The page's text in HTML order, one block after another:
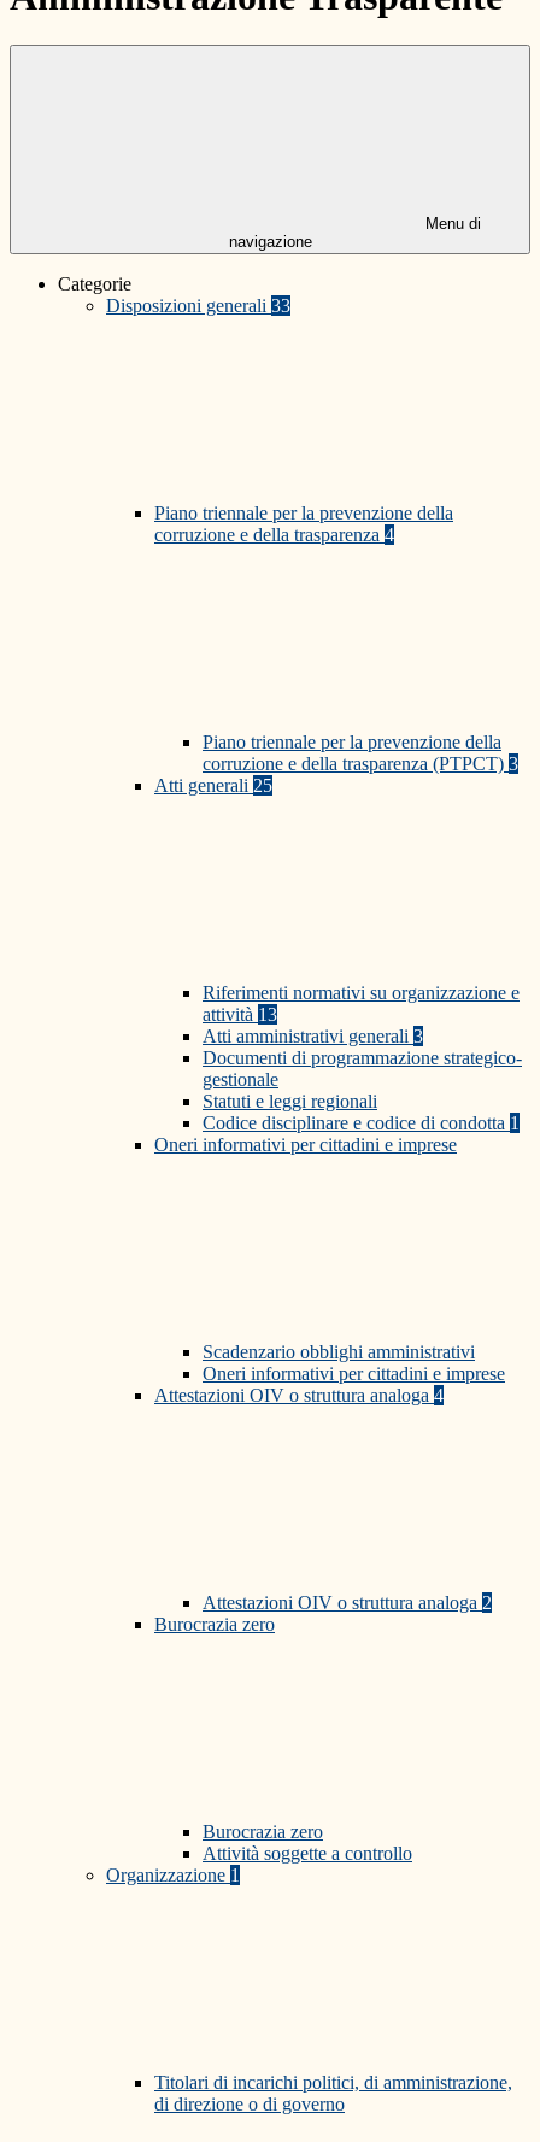
Menu di
navigazione
Categorie
Disposizioni generali 33
Piano triennale per la prevenzione della
corruzione e della trasparenza 4
Piano triennale per la prevenzione della
corruzione e della trasparenza (PTPCT) 3
Atti generali 25
Riferimenti normativi su organizzazione e
attività 13
Atti amministrativi generali 3
Documenti di programmazione strategico-
gestionale
Statuti e leggi regionali
Codice disciplinare e codice di condotta 1
Oneri informativi per cittadini e imprese
Scadenzario obblighi amministrativi
Oneri informativi per cittadini e imprese
Attestazioni OIV o struttura analoga 4
Attestazioni OIV o struttura analoga 2
Burocrazia zero
Burocrazia zero
Attività soggette a controllo
Organizzazione 1
Titolari di incarichi politici, di amministrazione,
di direzione o di governo